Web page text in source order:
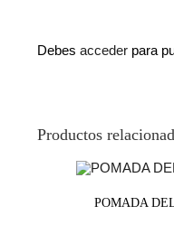
Debesacceder para
Productos
POMADA